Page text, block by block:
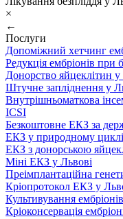
×
←
Послуги
Допоміжний хетчинг
Редукція ембріонів при
Донорство яйцеклітин у
Штучне запліднення у
Внутрішньоматкова
ICSI
Безкоштовне ЕКЗ за
ЕКЗ у природному
ЕКЗ з донорською
Міні ЕКЗ у Львові
Преімплантаційна
Кріопротокол ЕКЗ у
Культивування
Кріоконсервація